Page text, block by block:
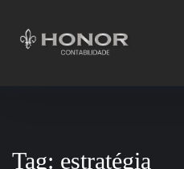
Tag: estratégia